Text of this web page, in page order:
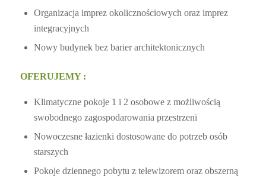
Organizacja imprez okolicznościowych oraz imprez
integracyjnych
Nowy budynek bez barier architektonicznych
OFERUJEMY :
Klimatyczne pokoje 1 i 2 osobowe z możliwością
swobodnego zagospodarowania przestrzeni
Nowoczesne łazienki dostosowane do potrzeb osób
starszych
Pokoje dziennego pobytu z telewizorem oraz obszerną